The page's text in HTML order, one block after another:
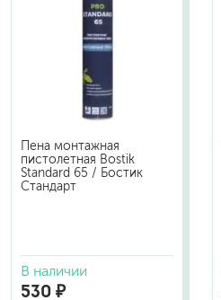
Пена монтажная
пистолетная Bostik
Standard 65 / Бостик
Стандарт
В наличии
530 ₽